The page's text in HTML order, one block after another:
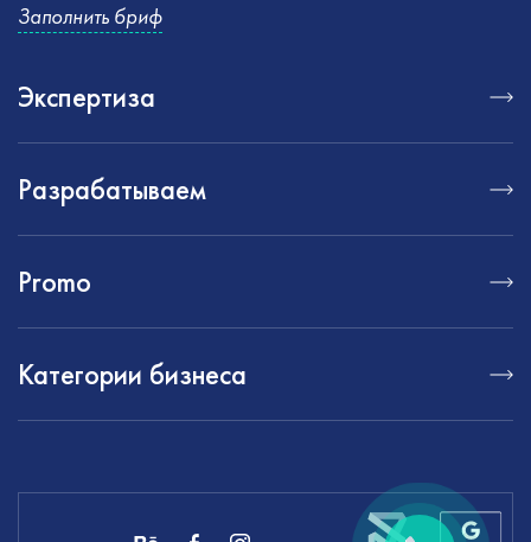
Заполнить бриф
Экспертиза
Разрабатываем
Promo
Категории бизнеса